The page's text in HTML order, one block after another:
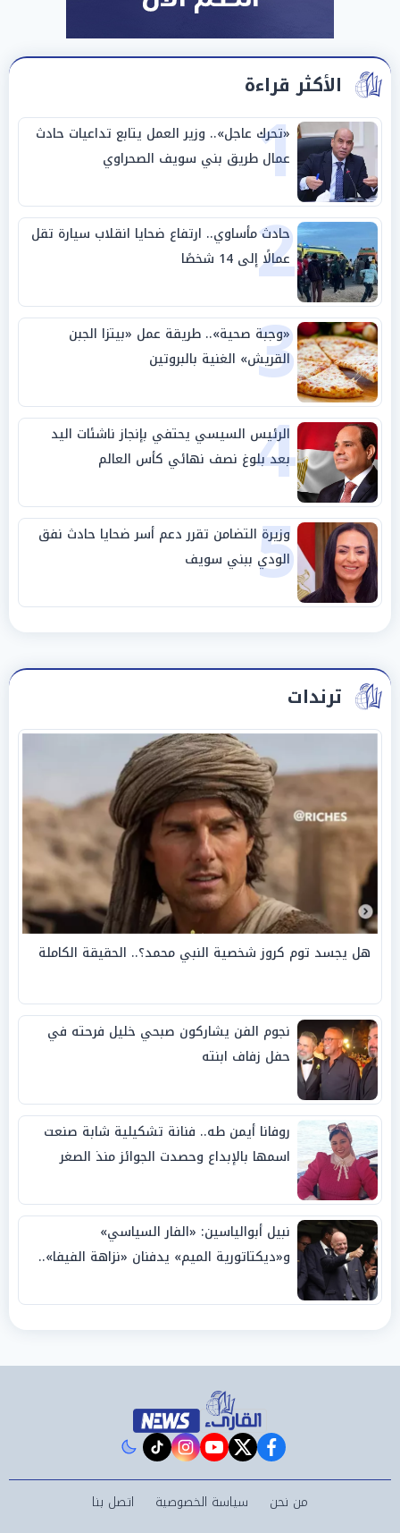
الأكثر قراءة
1
«تحرك عاجل».. وزير العمل يتابع تداعيات حادث
عمال طريق بني سويف الصحراوي
2
حادث مأساوي.. ارتفاع ضحايا انقلاب سيارة تقل
عمالًا إلى 14 شخصًا
3
«وجبة صحية».. طريقة عمل «بيتزا الجبن
القريش» الغنية بالبروتين
4
الرئيس السيسي يحتفي بإنجاز ناشئات اليد
بعد بلوغ نصف نهائي كأس العالم
5
وزيرة التضامن تقرر دعم أسر ضحايا حادث نفق
الودي ببني سويف
ترندات
هل يجسد توم كروز شخصية النبي محمد؟.. الحقيقة الكاملة
نجوم الفن يشاركون صبحي خليل فرحته في
حفل زفاف ابنته
روفانا أيمن طه.. فنانة تشكيلية شابة صنعت
اسمها بالإبداع وحصدت الجوائز منذ الصغر
نبيل أبوالياسين: «الفار السياسي»
و«ديكتاتورية الميم» يدفنان «نزاهة الفيفا»..
facebook
twitter
youtube
instagram
tiktok
من نحن سياسة الخصوصية اتصل بنا